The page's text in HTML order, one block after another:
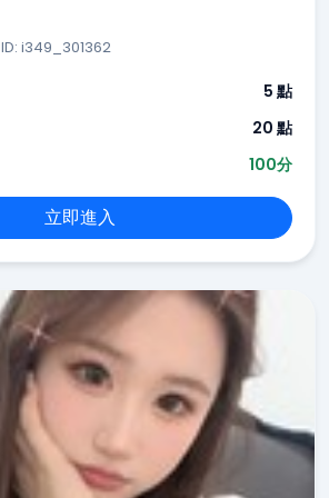
ID: i349_301362
5 點
20 點
100分
立即進入